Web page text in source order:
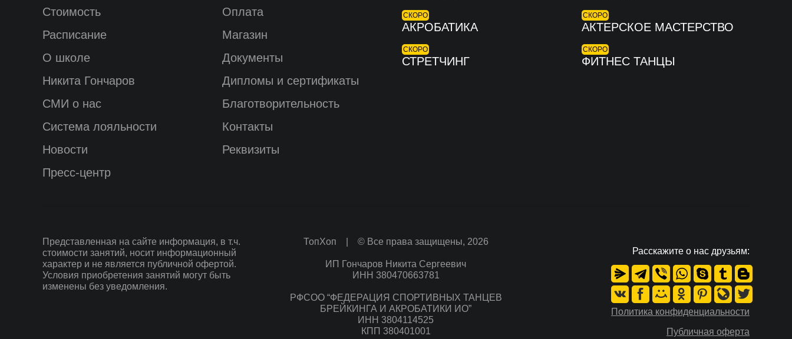
Стоимость
Расписание
О школе
Никита Гончаров
СМИ о нас
Система лояльности
Новости
Пресс-центр
Оплата
Магазин
Документы
Дипломы и сертификаты
Благотворительность
Контакты
Реквизиты
СКОРО
АКРОБАТИКА
СКОРО
АКТЕРСКОЕ МАСТЕРСТВО
СКОРО
СТРЕТЧИНГ
СКОРО
ФИТНЕС ТАНЦЫ
Представленная на сайте информация, в т.ч.
стоимости занятий, носит информационный
характер и не является публичной офертой.
Условия приобретения занятий могут быть
изменены без уведомления.
ТопХоп | © Все права защищены, 2026
ИП Гончаров Никита Сергеевич
ИНН 380470663781
РФСОО “ФЕДЕРАЦИЯ СПОРТИВНЫХ ТАНЦЕВ
БРЕЙКИНГА И АКРОБАТИКИ ИО”
ИНН 3804114525
КПП 380401001
Расскажите о нас друзьям:
Политика конфиденциальности
Публичная оферта